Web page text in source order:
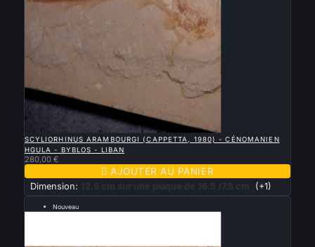
APERÇU RAPIDE
SCYLIORHINUS ARAMBOURGI (CAPPETTA, 1980) - CÉNOMANIEN
HGULA - BYBLOS - LIBAN
280,00 €
 AJOUTER AU PANIER
Dimension: 12.5 cm sur une plaque de 16.5 /7.5 cm (+1)
Nouveau
REQUIN FOSSILE